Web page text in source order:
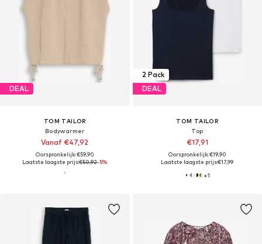
DEAL
TOM TAILOR
Bodywarmer
Vanaf €47,92
Oorspronkelijk: €59,90
Laatste laagste prijs:€50,92-5%
2 Pack
DEAL
TOM TAILOR
Top
€17,91
Oorspronkelijk: €19,90
Laatste laagste prijs:€17,99
+1